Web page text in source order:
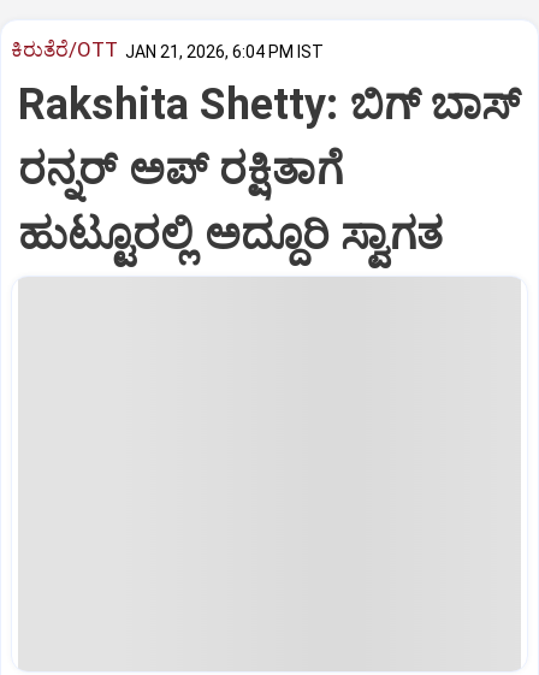
ಕಿರುತೆರೆ/OTT JAN 21, 2026, 6:04 PM IST
Rakshita Shetty: ಬಿಗ್ ಬಾಸ್
ರನ್ನರ್ ಅಪ್ ರಕ್ಷಿತಾಗೆ
ಹುಟ್ಟೂರಲ್ಲಿ ಅದ್ದೂರಿ ಸ್ವಾಗತ